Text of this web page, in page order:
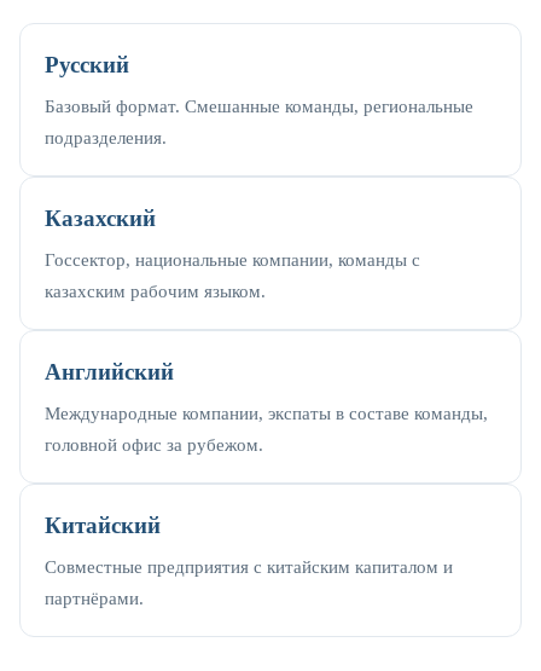
Русский
Базовый формат. Смешанные команды, региональные
подразделения.
Казахский
Госсектор, национальные компании, команды с
казахским рабочим языком.
Английский
Международные компании, экспаты в составе команды,
головной офис за рубежом.
Китайский
Совместные предприятия с китайским капиталом и
партнёрами.